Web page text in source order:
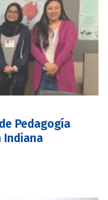
Pedagogía
Indiana